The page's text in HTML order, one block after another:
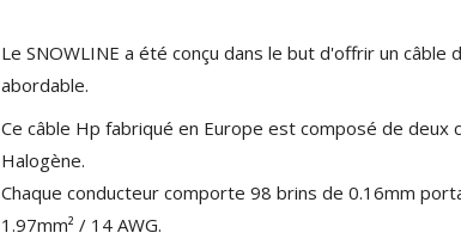
NEUTRIK NC3FXX Connecteur
XLR Femelle 3 Pôles...
Le SNOWLINE a été conçu dans le but d'offrir un
abordable.
Ce câble Hp fabriqué en Europe est composé de deux
Halogène.
Chaque conducteur comporte 98 brins de 0.16mm
1.97mm² / 14 AWG.